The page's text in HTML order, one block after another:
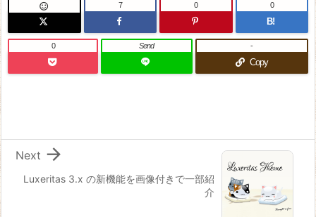
 7 0
B!
0
0 Send
Copy
-
Luxeritas 3.x の新機能を画像付きで一部紹
介

Next